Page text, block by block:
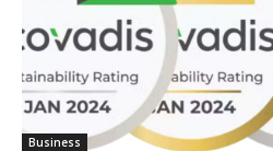
Business